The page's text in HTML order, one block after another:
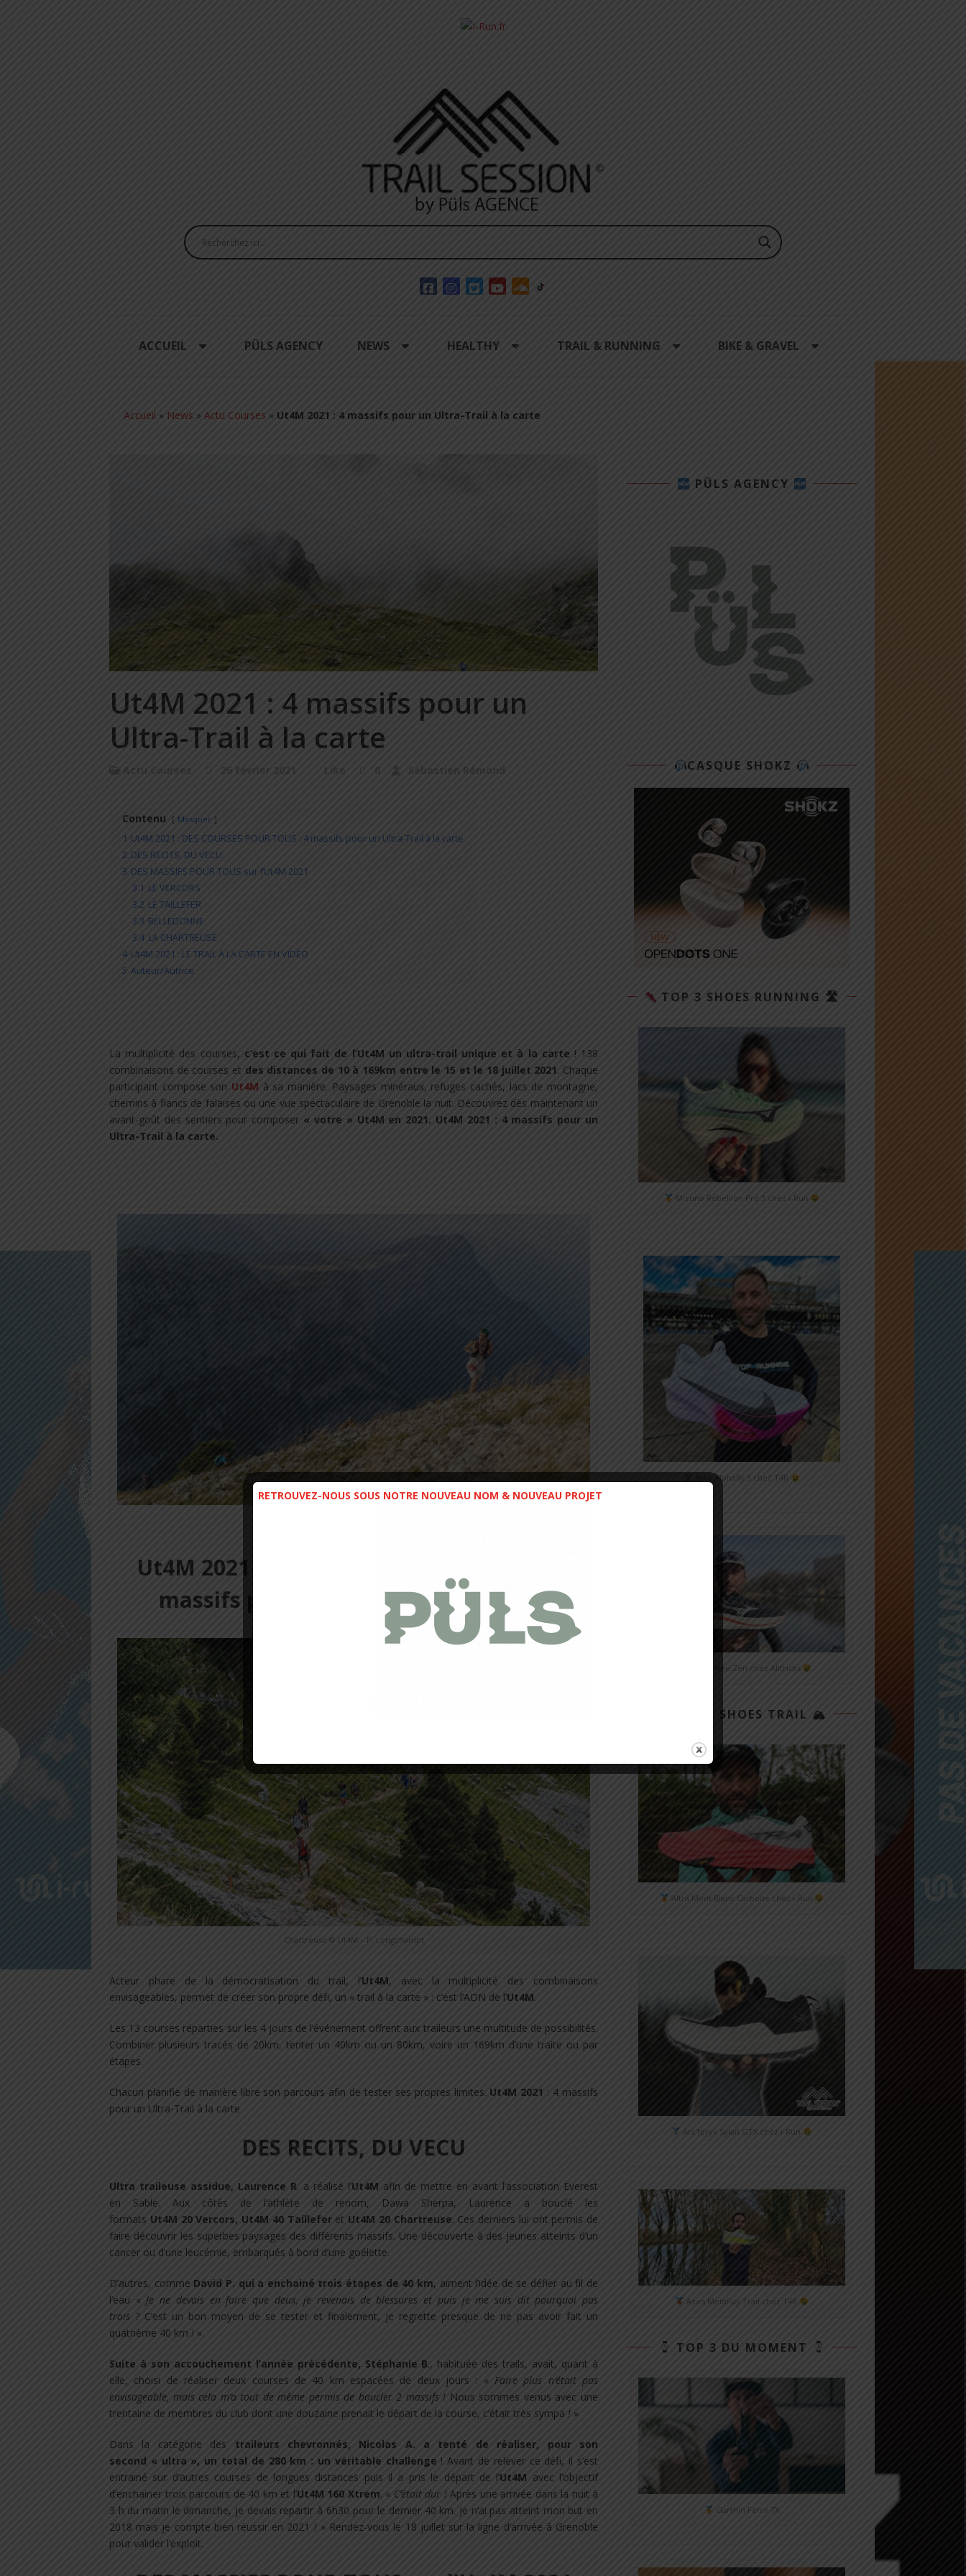
ACCUEIL PÜLS AGENCY NEWS HEALTHY TRAIL & RUNNING BIKE & GRAVEL
Accueil » News » Actu Courses » Ut4M 2021 : 4 massifs pour un Ultra-Trail à la carte
Ut4M 2021 : 4 massifs pour un
Ultra-Trail à la carte
Actu Courses 26 février 2021 Like 0 Sébastien Rémond
Contenu Masquer
1 Ut4M 2021 : DES COURSES POUR TOUS : 4 massifs pour un Ultra-Trail à la carte
2 DES RECITS, DU VECU
3 DES MASSIFS POUR TOUS sur l’Ut4M 2021
3.1 LE VERCORS
3.2 LE TAILLEFER
3.3 BELLEDONNE
3.4 LA CHARTREUSE
4 Ut4M 2021 : LE TRAIL À LA CARTE EN VIDÉO
5 Auteur/Autrice
La multiplicité des courses, c’est ce qui fait de l’Ut4M un ultra-trail unique et à la carte ! 138
combinaisons de courses et des distances de 10 à 169km entre le 15 et le 18 juillet 2021. Chaque
participant compose son Ut4M à sa manière. Paysages minéraux, refuges cachés, lacs de montagne,
chemins à flancs de falaises ou une vue spectaculaire de Grenoble la nuit. Découvrez dès maintenant un
avant-goût des sentiers pour composer « votre » Ut4M en 2021. Ut4M 2021 : 4 massifs pour un
Ultra-Trail à la carte.
Ut4M 2021 :
massifs pour un Ultra-Trail à la carte
Chartreuse © Ut4M – P. Longchampt
Acteur phare de la démocratisation du trail, l’Ut4M, avec la multiplicité des combinaisons
envisageables, permet de créer son propre défi, un « trail à la carte » : c’est l’ADN de l’Ut4M.
Les 13 courses réparties sur les 4 jours de l’événement offrent aux traileurs une multitude de possibilités.
Combiner plusieurs tracés de 20km, tenter un 40km ou un 80km, voire un 169km d’une traite ou par
étapes.
Chacun planifie de manière libre son parcours afin de tester ses propres limites. Ut4M 2021 : 4 massifs
pour un Ultra-Trail à la carte
DES RECITS, DU VECU
Ultra traileuse assidue, Laurence R. a réalisé l’Ut4M afin de mettre en avant l’association Everest
en Sable. Aux côtés de l’athlète de renom, Dawa Sherpa, Laurence a bouclé les
formats Ut4M 20 Vercors, Ut4M 40 Tailleferet Ut4M 20 Chartreuse. Ces derniers lui ont permis de
faire découvrir les superbes paysages des différents massifs. Une découverte à des jeunes atteints d’un
cancer ou d’une leucémie, embarqués à bord d’une goélette.
D’autres, comme David P. qui a enchainé trois étapes de 40 km, aiment l’idée de se défier au fil de
l’eau « Je ne devais en faire que deux, je revenais de blessures et puis je me suis dit pourquoi pas
trois ? C’est un bon moyen de se tester et finalement, je regrette presque de ne pas avoir fait un
quatrième 40 km ! ».
Suite à son accouchement l’année précédente, Stéphanie B., habituée des trails, avait, quant à
elle, choisi de réaliser deux courses de 40 km espacées de deux jours : « Faire plus n’était pas
envisageable, mais cela m’a tout de même permis de boucler 2 massifs ! Nous sommes venus avec une
trentaine de membres du club dont une douzaine prenait le départ de la course, c’était très sympa ! »
Dans la catégorie des traileurs chevronnés, Nicolas A. a tenté de réaliser, pour son
second « ultra », un total de 280 km : un véritable challenge ! Avant de relever ce défi, il s’est
entrainé sur d’autres courses de longues distances puis il a pris le départ de l’Ut4M avec l’objectif
d’enchainer trois parcours de 40 km et l’Ut4M 160 Xtrem. « C’était dur !Après une arrivée dans la nuit à
3 h du matin le dimanche, je devais repartir à 6h30 pour le dernier 40 km. Je n’ai pas atteint mon but en
2018 mais je compte bien réussir en 2021 !» Rendez-vous le 18 juillet sur la ligne d’arrivée à Grenoble
pour valider l’exploit.
PÜLS AGENCY
CASQUE SHOKZ
TOP 3 SHOES RUNNING 🛣
Mizuno Rebellion Pro 3 chez i-Run
Nike Alphafly 3 chez T4R
Mizuno Neo Zen chez Alltricks
TOP 3 SHOES TRAIL 🏔
Altra Mont Blanc Carbone chez i-Run
Arc'teryx Sylan GTX chez i-Run
Asics MetaFuji Trail chez T4R
TOP 3 DU MOMENT
Garmin Fénix 7X
RETROUVEZ-NOUS SOUS NOTRE NOUVEAU NOM & NOUVEAU PROJET